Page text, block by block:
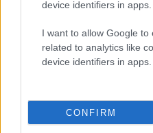
device identifiers in apps.
I want to allow Google to
related to analytics like
device identifiers in apps.
CONFIRM
ευελιξία στις αποφάσεις και
εταιρείας βασίστηκε
ποιότητα, στον σεβασμό
συνεχή επένδυση στους
εκφράζει τη στρατηγική
και της οικογενειακής
FARCOM από την ίδρυσή της.